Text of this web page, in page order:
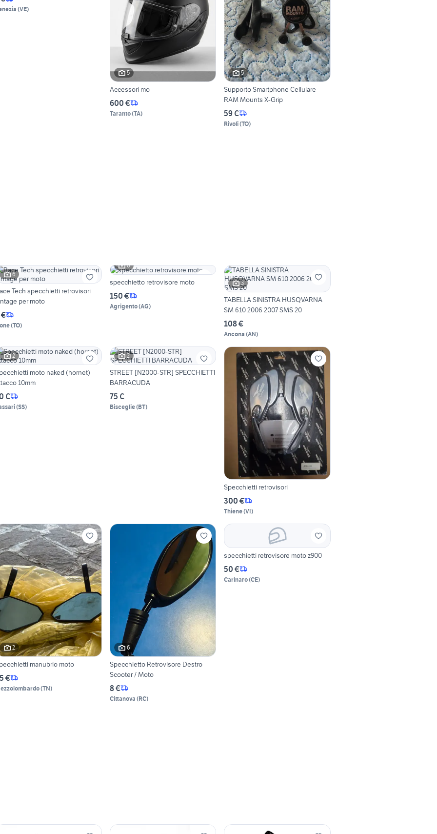
(VE)
5
Accessori mo
600 €
Taranto(TA)
5
Supporto Smartphone Cellulare
RAM Mounts X-Grip
59 €
Rivoli(TO)
6
Tech specchietti retrovisori
per moto
(TO)
6
specchietto retrovisore moto
150 €
Agrigento(AG)
3
TABELLA SINISTRA HUSQVARNA
SM 610 2006 2007 SMS 20
108 €
Ancona (AN)
2
moto naked (hornet)
10mm
€
(SS)
2
STREET [N2000-STR] SPECCHIETTI
BARRACUDA
75 €
Bisceglie(BT)
Specchietti retrovisori
300 €
Thiene(VI)
2
manubrio moto
€
(TN)
6
Specchietto Retrovisore Destro
Scooter / Moto
8 €
Cittanova (RC)
specchietti retrovisore moto z900
50 €
Carinaro(CE)